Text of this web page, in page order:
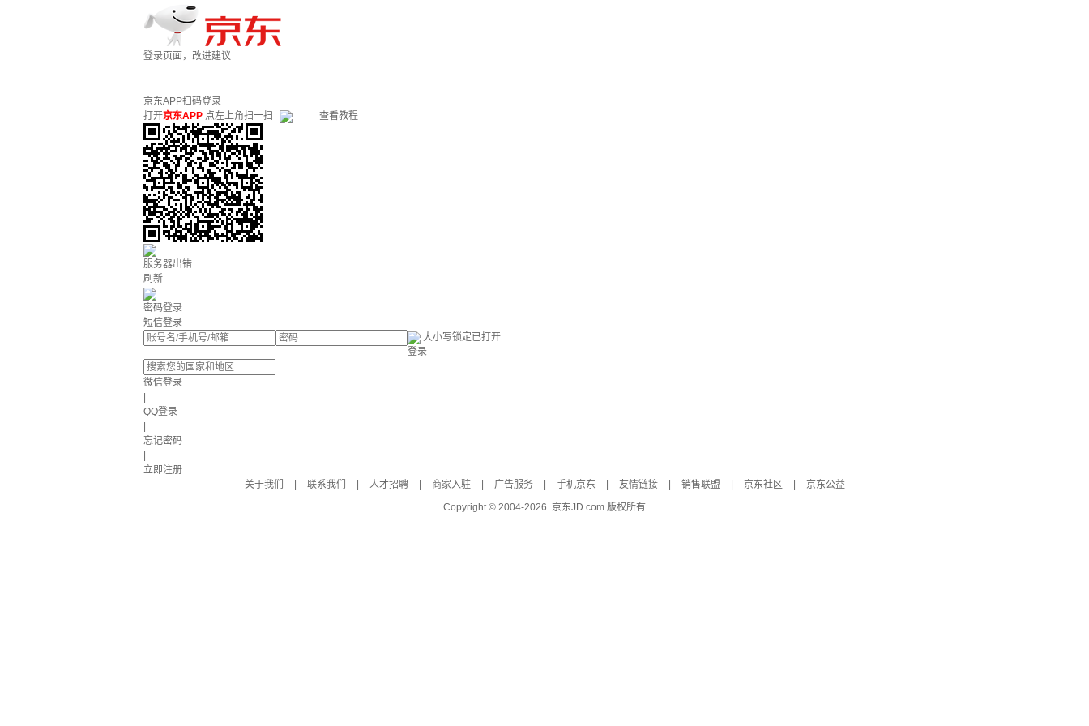
登录页面，改进建议
京东APP扫码登录
打开京东APP 点左上角扫一扫 查看教程
服务器出错
刷新
密码登录
短信登录
大小写锁定已打开
登录
微信登录
QQ登录
忘记密码
立即注册
关于我们
联系我们 人才招聘 商家入驻 广告服务 手机京东 友情链接 销售联盟 京东社区
京东公益
Copyright © 2004-2026 京东JD.com 版权所有